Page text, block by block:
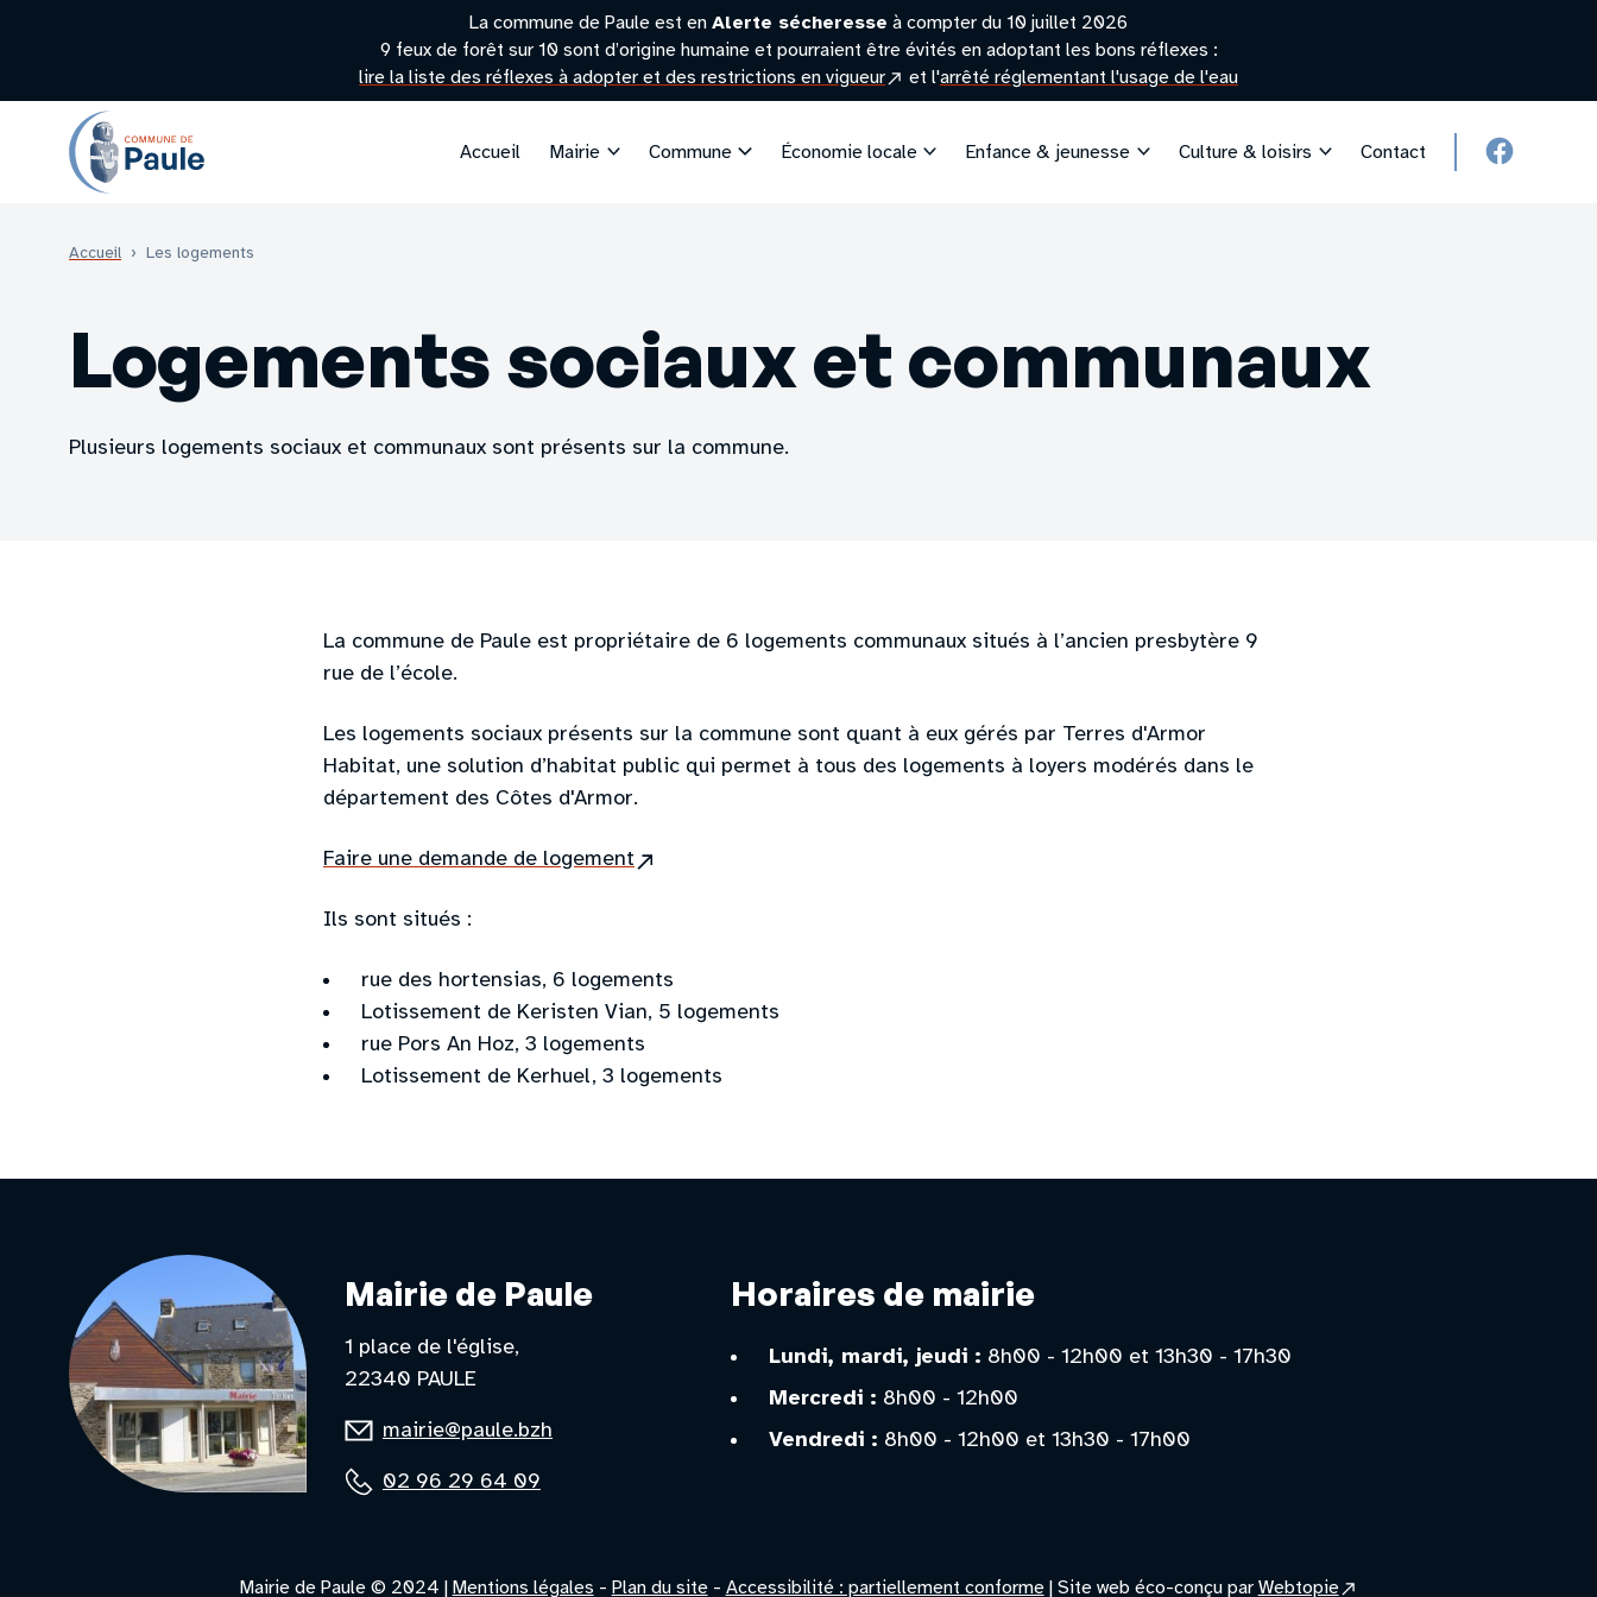
La commune de Paule est en Alerte sécheresse à compter du 10 juillet 2026
9 feux de forêt sur 10 sont d’origine humaine et pourraient être évités en adoptant les bons réflexes :
lire la liste des réflexes à adopter et des restrictions en vigueur(site
externe)
et l'arrêté réglementant l'usage de l'eau
Accueil Mairie Commune Économie locale Enfance & jeunesse Culture & loisirs Contact facebook
Accueil › Les logements
Logements sociaux et communaux
Plusieurs logements sociaux et communaux sont présents sur la commune.
La commune de Paule est propriétaire de 6 logements communaux situés à l’ancien presbytère 9
rue de l’école.
Les logements sociaux présents sur la commune sont quant à eux gérés par Terres d'Armor
Habitat, une solution d’habitat public qui permet à tous des logements à loyers modérés dans le
département des Côtes d'Armor.
Faire une demande de logement(site
Ils sont situés :
rue des hortensias, 6 logements
Lotissement de Keristen Vian, 5 logements
rue Pors An Hoz, 3 logements
Lotissement de Kerhuel, 3 logements
Mairie de Paule
1 place de l'église,
22340 PAULE
E-
mail
mairie@paule.bzh
Téléphone
02 96 29 64 09
Horaires de mairie
Lundi, mardi, jeudi : 8h00 - 12h00 et 13h30 - 17h30
Mercredi : 8h00 - 12h00
Vendredi : 8h00 - 12h00 et 13h30 - 17h00
Mairie de Paule © 2024 | Mentions légales - Plan du site- Accessibilité : partiellement conforme| Site web éco-conçu par Webtopie(site